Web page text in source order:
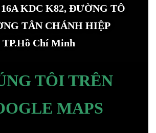
KDC K82, ĐƯỜNG TÔ
TÂN CHÁNH HIỆP
TP.Hồ Chí Minh
TÔI TRÊN
MAPS